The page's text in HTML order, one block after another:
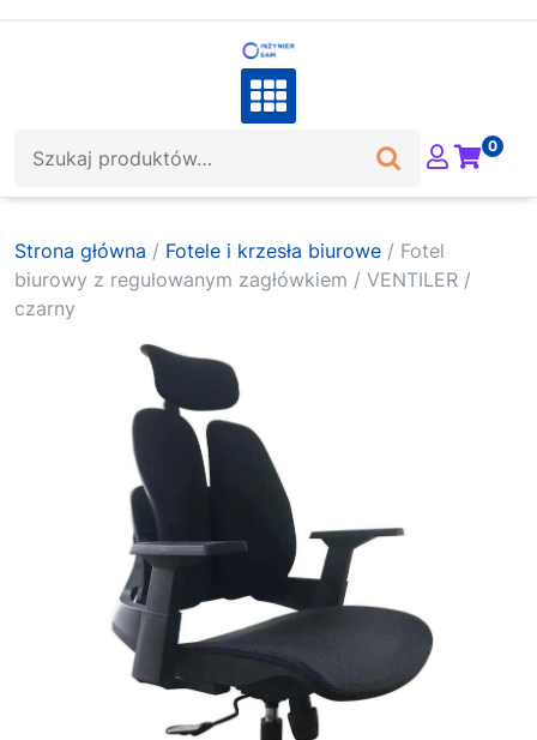
0
Strona główna / Fotele i krzesła biurowe / Fotel
biurowy z regulowanym zagłówkiem / VENTILER /
czarny